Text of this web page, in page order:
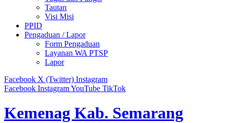
Tautan
Visi Misi
PPID
Pengaduan / Lapor
Form Pengaduan
Layanan WA PTSP
Lapor
Facebook X (Twitter) Instagram
Facebook InstagramYouTube TikTok
Kemenag Kab. Semarang